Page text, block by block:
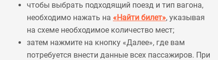
чтобы выбрать подходящий поезд и тип вагона,
необходимо нажать на «Найти билет», указывая
на схеме необходимое количество мест;
затем нажмите на кнопку «Далее», где вам
потребуется внести данные всех пассажиров. При